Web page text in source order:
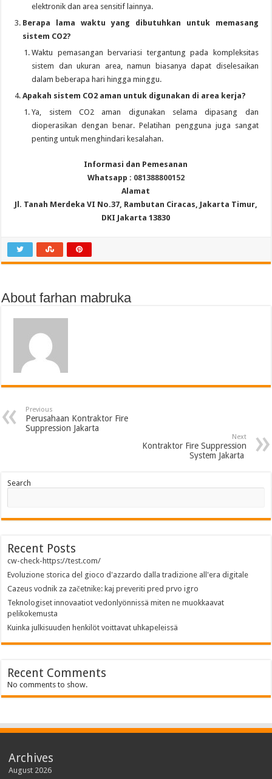
elektronik dan area sensitif lainnya.
Berapa lama waktu yang dibutuhkan untuk memasang
sistem CO2?
Waktu pemasangan bervariasi tergantung pada kompleksitas
sistem dan ukuran area, namun biasanya dapat diselesaikan
dalam beberapa hari hingga minggu.
Apakah sistem CO2 aman untuk digunakan di area kerja?
Ya, sistem CO2 aman digunakan selama dipasang dan
dioperasikan dengan benar. Pelatihan pengguna juga sangat
penting untuk menghindari kesalahan.
Informasi dan Pemesanan
Whatsapp : 081388800152
Alamat
Jl. Tanah Merdeka VI No.37, Rambutan Ciracas, Jakarta Timur,
DKI Jakarta 13830
About farhan mabruka
Previous
Perusahaan Kontraktor Fire
Suppression Jakarta
Next
Kontraktor Fire Suppression
System Jakarta
Search
Recent Posts
cw-check-https://test.com/
Evoluzione storica del gioco d'azzardo dalla tradizione all'era digitale
Cazeus vodnik za začetnike: kaj preveriti pred prvo igro
Teknologiset innovaatiot vedonlyönnissä miten ne muokkaavat
pelikokemusta
Kuinka julkisuuden henkilöt voittavat uhkapeleissä
Recent Comments
No comments to show.
Archives
August 2026